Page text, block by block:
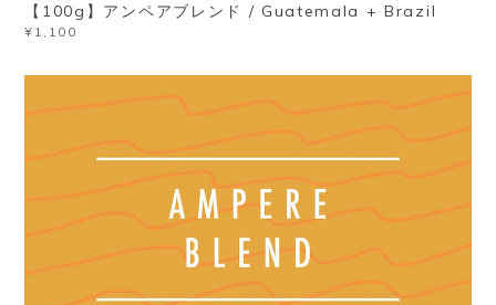
【100g】アンペアブレンド / Guatemala + Brazil
¥1,100